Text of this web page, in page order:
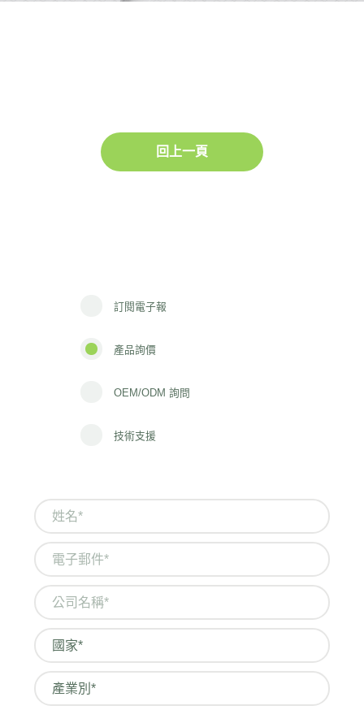
回上一頁
訂閱電子報
產品詢價
OEM/ODM 詢問
技術支援